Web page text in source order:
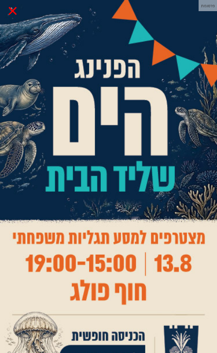
× פרסומת